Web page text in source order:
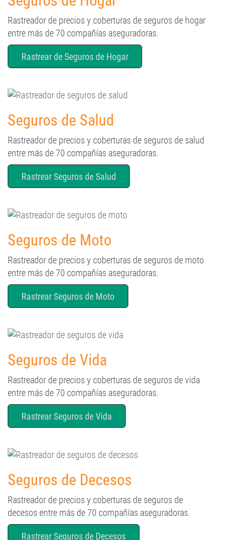
Rastreador de precios y coberturas de seguros de hogar
entre más de 70 compañías aseguradoras.
Rastrear de Seguros de Hogar
Seguros de Salud
Rastreador de precios y coberturas de seguros de salud
entre más de 70 compañías aseguradoras.
Rastrear Seguros de Salud
Seguros de Moto
Rastreador de precios y coberturas de seguros de moto
entre más de 70 compañías aseguradoras.
Rastrear Seguros de Moto
Seguros de Vida
Rastreador de precios y coberturas de seguros de vida
entre más de 70 compañías aseguradoras.
Rastrear Seguros de Vida
Seguros de Decesos
Rastreador de precios y coberturas de seguros de
decesos entre más de 70 compañías aseguradoras.
Rastrear Seguros de Decesos